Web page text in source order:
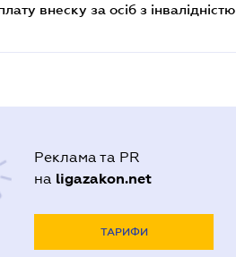
внеску за осіб з інвалідністю
Реклама та PR
на ligazakon.net
ТАРИФИ